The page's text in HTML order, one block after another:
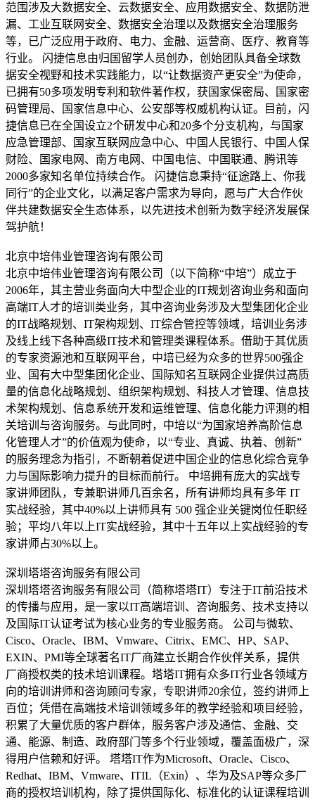
范围涉及大数据安全、云数据安全、应用数据安全、数据防泄
漏、工业互联网安全、数据安全治理以及数据安全治理服务
等，已广泛应用于政府、电力、金融、运营商、医疗、教育等
行业。 闪捷信息由归国留学人员创办，创始团队具备全球数
据安全视野和技术实践能力，以“让数据资产更安全”为使命，
已拥有50多项发明专利和软件著作权，获国家保密局、国家密
码管理局、国家信息中心、公安部等权威机构认证。目前，闪
捷信息已在全国设立2个研发中心和20多个分支机构，与国家
应急管理部、国家互联网应急中心、中国人民银行、中国人保
财险、国家电网、南方电网、中国电信、中国联通、腾讯等
2000多家知名单位持续合作。 闪捷信息秉持“征途路上、你我
同行”的企业文化，以满足客户需求为导向，愿与广大合作伙
伴共建数据安全生态体系，以先进技术创新为数字经济发展保
驾护航！
北京中培伟业管理咨询有限公司
北京中培伟业管理咨询有限公司（以下简称“中培”）成立于
2006年，其主营业务面向大中型企业的IT规划咨询业务和面向
高端IT人才的培训类业务，其中咨询业务涉及大型集团化企业
的IT战略规划、IT架构规划、IT综合管控等领域，培训业务涉
及线上线下各种高级IT技术和管理类课程体系。借助于其优质
的专家资源池和互联网平台，中培已经为众多的世界500强企
业、国有大中型集团化企业、国际知名互联网企业提供过高质
量的信息化战略规划、组织架构规划、科技人才管理、信息技
术架构规划、信息系统开发和运维管理、信息化能力评测的相
关培训与咨询服务。与此同时，中培以“为国家培养高阶信息
化管理人才”的价值观为使命，以“专业、真诚、执着、创新”
的服务理念为指引，不断朝着促进中国企业的信息化综合竞争
力与国际影响力提升的目标而前行。 中培拥有庞大的实战专
家讲师团队，专兼职讲师几百余名，所有讲师均具有多年 IT
实战经验，其中40%以上讲师具有 500 强企业关键岗位任职经
验；平均八年以上IT实战经验，其中十五年以上实战经验的专
家讲师占30%以上。
深圳塔塔咨询服务有限公司
深圳塔塔咨询服务有限公司（简称塔塔IT）专注于IT前沿技术
的传播与应用，是一家以IT高端培训、咨询服务、技术支持以
及国际IT认证考试为核心业务的专业服务商。 公司与微软、
Cisco、Oracle、IBM、Vmware、Citrix、EMC、HP、SAP、
EXIN、PMI等全球著名IT厂商建立长期合作伙伴关系，提供
厂商授权类的技术培训课程。塔塔IT拥有众多IT行业各领域方
向的培训讲师和咨询顾问专家，专职讲师20余位，签约讲师上
百位；凭借在高端技术培训领域多年的教学经验和项目经验，
积累了大量优质的客户群体，服务客户涉及通信、金融、交
通、能源、制造、政府部门等多个行业领域，覆盖面极广，深
得用户信赖和好评。 塔塔IT作为Microsoft、Oracle、Cisco、
Redhat、IBM、Vmware、ITIL（Exin）、华为及SAP等众多厂
商的授权培训机构，除了提供国际化、标准化的认证课程培训